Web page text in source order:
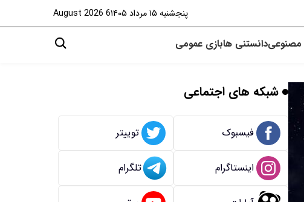
پنجشنبه ۱۵ مرداد ۱۴۰۵ 6 August 2026
دانستنی هابازی عمومی
شبکه های اجتماعی
فیسبوک توییتر
اینستاگرام تلگرام